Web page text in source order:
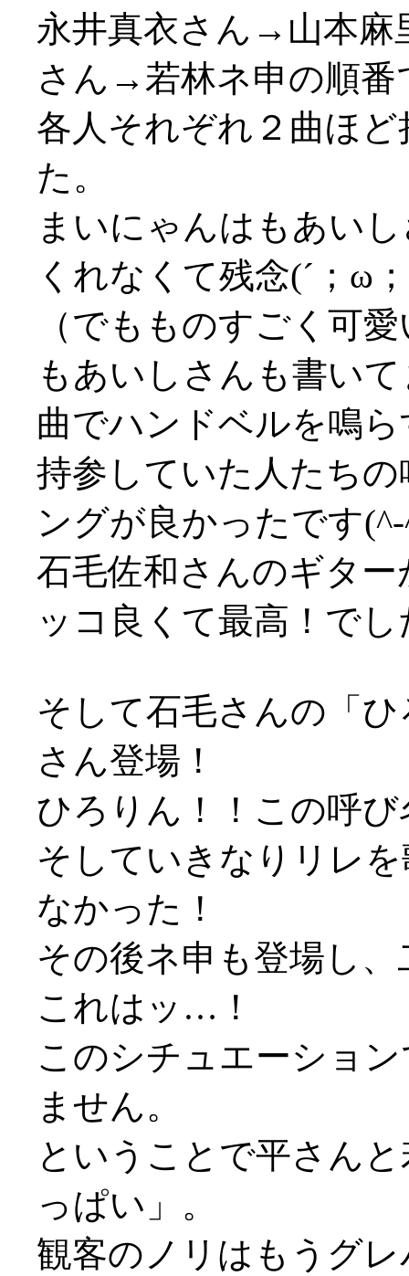
永井真衣さん→山本
さん→若林ネ申の順番
各人それぞれ２曲ほ
た。
まいにゃんはもあい
くれなくて残念(´；ω
（でもものすごく可
もあいしさんも書い
曲でハンドベルを鳴
持参していた人たち
ングが良かったです
石毛佐和さんのギタ
ッコ良くて最高！でし
そして石毛さんの「
さん登場！
ひろりん！！この呼
そしていきなりリレ
なかった！
その後ネ申も登場し
これはッ…！
このシチュエーショ
ません。
ということで平さん
っぱい」。
観客のノリはもうグ